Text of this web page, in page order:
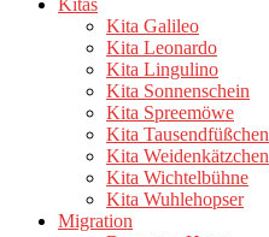
Kitas
Kita Galileo
Kita Leonardo
Kita Lingulino
Kita Sonnenschein
Kita Spreemöwe
Kita Tausendfüßchen
Kita Weidenkätzchen
Kita Wichtelbühne
Kita Wuhlehopser
Migration